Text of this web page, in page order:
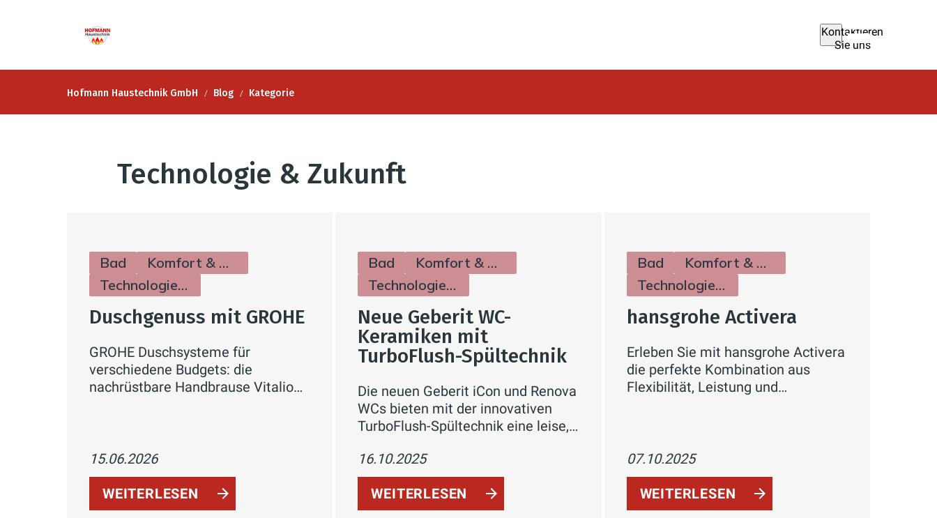
Kontaktieren
Sie uns
Hofmann Haustechnik GmbH Blog Kategorie
Technologie & Zukunft
Bad
Komfort & Hygiene
Technologie & Zukunft
Duschgenuss mit GROHE
GROHE Duschsysteme für
verschiedene Budgets: die
nachrüstbare Handbrause Vitalio
SmartControl Unterputz-System –
mit Fokus auf Komfort, Einsparung
und einfache Installation.
15.06.2026
WEITERLESEN
Bad
Komfort & Hygiene
Technologie & Zukunft
Neue Geberit WC-
Keramiken mit
TurboFlush-Spültechnik
Die neuen Geberit iCon und Renova
WCs bieten mit der innovativen
TurboFlush-Spültechnik eine leise,
Reinigung. Erhältlich seit April 2025
– für moderne Badgestaltung mit
maximalem Komfort.
16.10.2025
WEITERLESEN
Bad
Komfort & Hygiene
Technologie & Zukunft
hansgrohe Activera
Erleben Sie mit hansgrohe Activera
die perfekte Kombination aus
Flexibilität, Leistung und
Duschkomfort bei minimalem
Wasserverbrauch. Aus
biobasiertem Kunststoff gefertigt –
für bewussten Genuss im Bad.
07.10.2025
WEITERLESEN